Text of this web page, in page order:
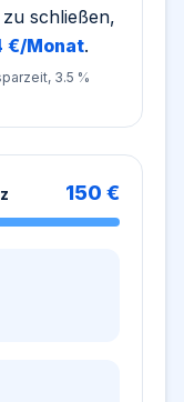
zu schließen,
€/Monat.
3.5 %
150 €